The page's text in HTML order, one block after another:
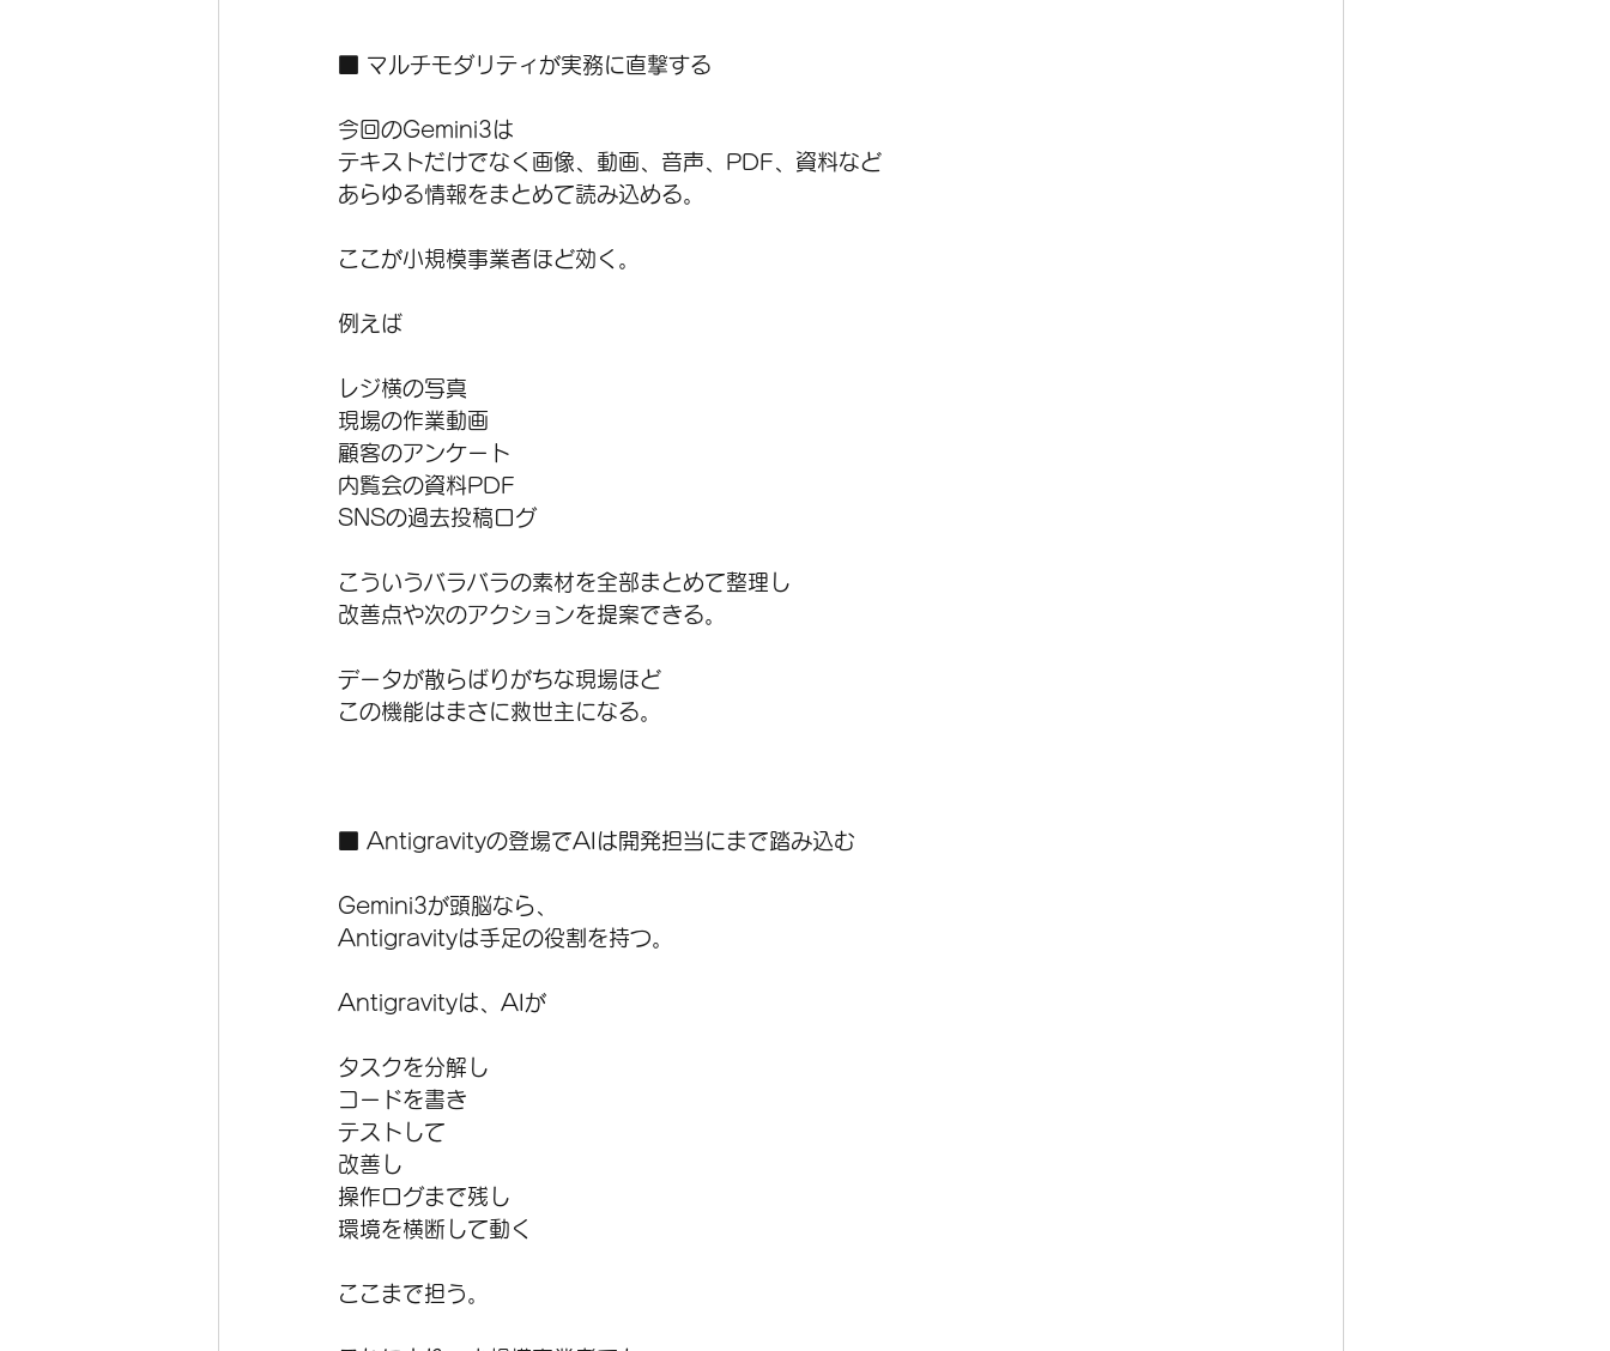
■ マルチモダリティが実務に直撃する
今回のGemini3は
テキストだけでなく画像、動画、音声、PDF、資料など
あらゆる情報をまとめて読み込める。
ここが小規模事業者ほど効く。
例えば
レジ横の写真
現場の作業動画
顧客のアンケート
内覧会の資料PDF
SNSの過去投稿ログ
こういうバラバラの素材を全部まとめて整理し
改善点や次のアクションを提案できる。
データが散らばりがちな現場ほど
この機能はまさに救世主になる。
■ Antigravityの登場でAIは開発担当にまで踏み込む
Gemini3が頭脳なら、
Antigravityは手足の役割を持つ。
Antigravityは、AIが
タスクを分解し
コードを書き
テストして
改善し
操作ログまで残し
環境を横断して動く
ここまで担う。